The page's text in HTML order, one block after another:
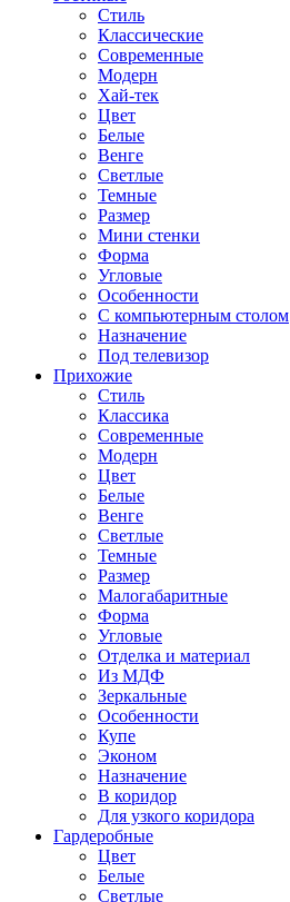
Стиль
Классические
Современные
Модерн
Хай-тек
Цвет
Белые
Венге
Светлые
Темные
Размер
Мини стенки
Форма
Угловые
Особенности
С компьютерным столом
Назначение
Под телевизор
Прихожие
Стиль
Классика
Современные
Модерн
Цвет
Белые
Венге
Светлые
Темные
Размер
Малогабаритные
Форма
Угловые
Отделка и материал
Из МДФ
Зеркальные
Особенности
Купе
Эконом
Назначение
В коридор
Для узкого коридора
Гардеробные
Цвет
Белые
Светлые